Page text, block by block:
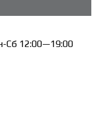
Сб 12:00—19:00